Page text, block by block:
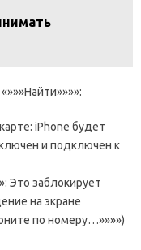
iPhone будет
и подключен к
Это заблокирует
на экране
по номеру…»»»»)